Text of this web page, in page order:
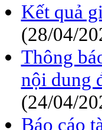
Kết quả
(28/04/
Thông
nội dung
(24/04/
Báo cáo